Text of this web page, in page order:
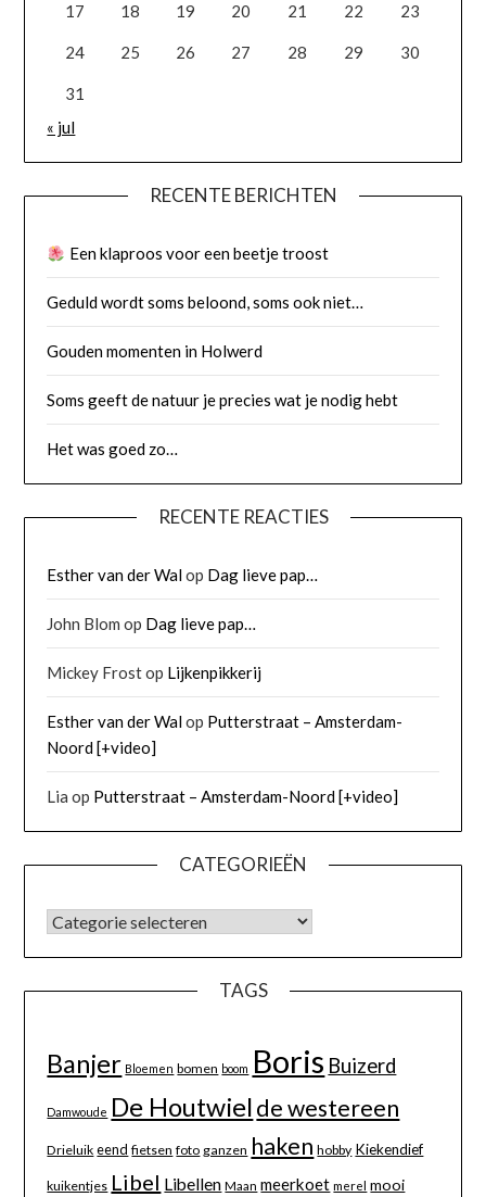
17 18 19 20 21 22 23
24 25 26 27 28 29 30
31
« jul
RECENTE BERICHTEN
Een klaproos voor een beetje troost
Geduld wordt soms beloond, soms ook niet…
Gouden momenten in Holwerd
Soms geeft de natuur je precies wat je nodig hebt
Het was goed zo…
RECENTE REACTIES
Esther van der Walop Dag lieve pap…
John Blom op Dag lieve pap…
Mickey Frostop Lijkenpikkerij
Esther van der Walop Putterstraat – Amsterdam-
Noord [+video]
Lia op Putterstraat – Amsterdam-Noord [+video]
CATEGORIEËN
TAGS
Banjer Bloemen bomen boom Boris Buizerd
Damwoude De Houtwielde westereen
Drieluik eend fietsen foto ganzen haken hobby Kiekendief
kuikentjes Libel Libellen Maan meerkoet merel mooi